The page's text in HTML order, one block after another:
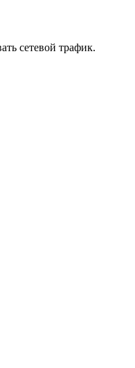
сетевой трафик.